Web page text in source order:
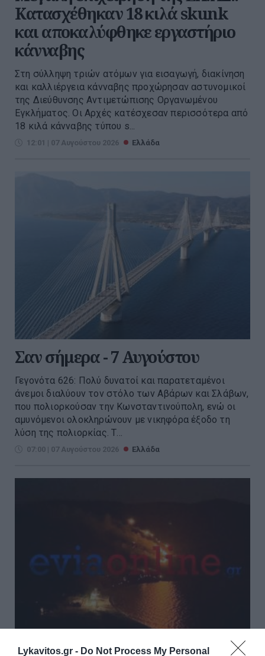
Lykavitos.gr - Do Not Process My Personal
Κατασχέθηκαν 18 κιλά skunk
και αποκαλύφθηκε εργαστήριο
κάνναβης
Στη σύλληψη τριών ατόμων για εισαγωγή, διακίνηση
και καλλιέργεια κάνναβης προχώρησαν αστυνομικοί
της Διεύθυνσης Αντιμετώπισης Οργανωμένου
Εγκλήματος. Οι Αρχές κατέσχεσαν περισσότερα από
18 κιλά κάνναβης τύπου s...
12:01 | 07 Αυγούστου 2026 Ελλάδα
Σαν σήμερα - 7 Αυγούστου
Γεγονότα 626: Πολύ δυνατοί και παρατεταμένοι
άνεμοι διαλύουν τον στόλο των Αβάρων και Σλάβων,
που πολιορκούσαν την Κωνσταντινούπολη, ενώ οι
αμυνόμενοι ολοκληρώνουν με νικηφόρα έξοδο τη
λύση της πολιορκίας. Τ...
07:00 | 07 Αυγούστου 2026 Ελλάδα